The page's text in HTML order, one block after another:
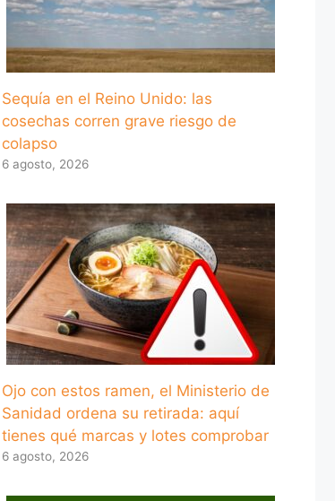
Sequía en el Reino Unido: las
cosechas corren grave riesgo de
colapso
6 agosto, 2026
Ojo con estos ramen, el Ministerio de
Sanidad ordena su retirada: aquí
tienes qué marcas y lotes comprobar
6 agosto, 2026